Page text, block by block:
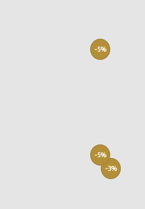
-5%
-5%
-3%